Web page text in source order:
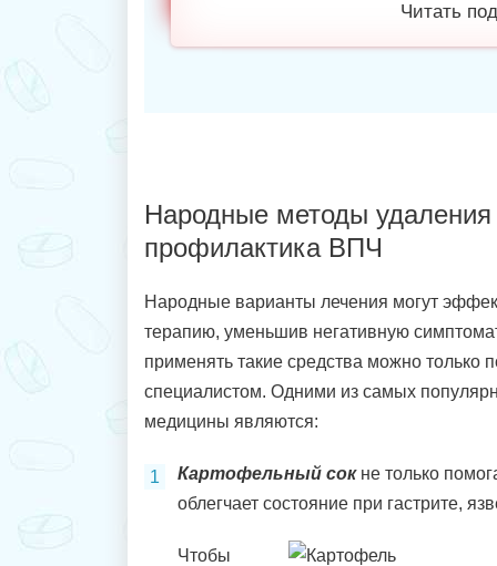
Читать
Народные методы
профилактика ВПЧ
Народные варианты лечения могут
терапию, уменьшив негативную
применять такие средства можно только
специалистом. Одними из самых
медицины являются:
Картофельный сокне только
облегчает состояние при гастрите,
Чтобы